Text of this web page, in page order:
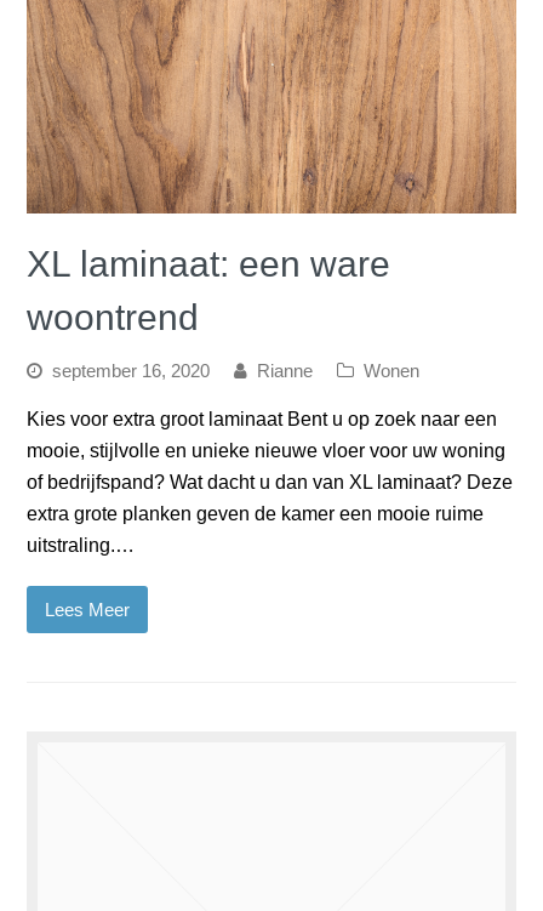
XL laminaat: een ware
woontrend
september 16, 2020 Rianne Wonen
Kies voor extra groot laminaat Bent u op zoek naar een
mooie, stijlvolle en unieke nieuwe vloer voor uw woning
of bedrijfspand? Wat dacht u dan van XL laminaat? Deze
extra grote planken geven de kamer een mooie ruime
uitstraling.…
Lees Meer